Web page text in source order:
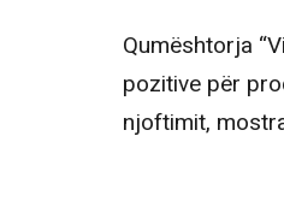
Qumështorja
pozitive për
njoftimit,